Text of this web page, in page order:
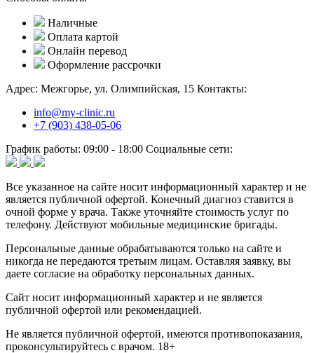
Наличные
Оплата картой
Онлайн перевод
Оформление рассрочки
Адрес: Межгорье, ул. Олимпийская, 15 Контакты:
info@my-clinic.ru
+7 (903) 438-05-06
График работы: 09:00 - 18:00 Социальные сети:
Все указанное на сайте носит информационный характер и не
является публичной офертой. Конечный диагноз ставится в
очной форме у врача. Также уточняйте стоимость услуг по
телефону. Действуют мобильные медицинские бригады.
Персональные данные обрабатываются только на сайте и
никогда не передаются третьим лицам. Оставляя заявку, вы
даете согласие на обработку персональных данных.
Сайт носит информационный характер и не является
публичной офертой или рекомендацией.
Не является публичной офертой, имеются противопоказания,
проконсультируйтесь с врачом. 18+